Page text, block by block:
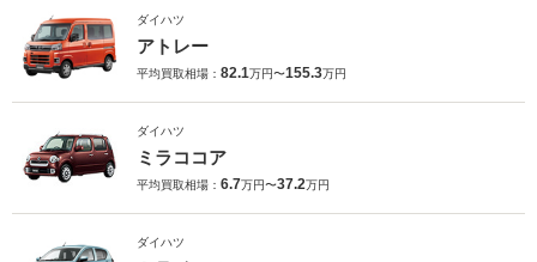
ダイハツ
アトレー
平均買取相場： 82.1万円〜155.3万円
ダイハツ
ミラココア
平均買取相場： 6.7万円〜37.2万円
ダイハツ